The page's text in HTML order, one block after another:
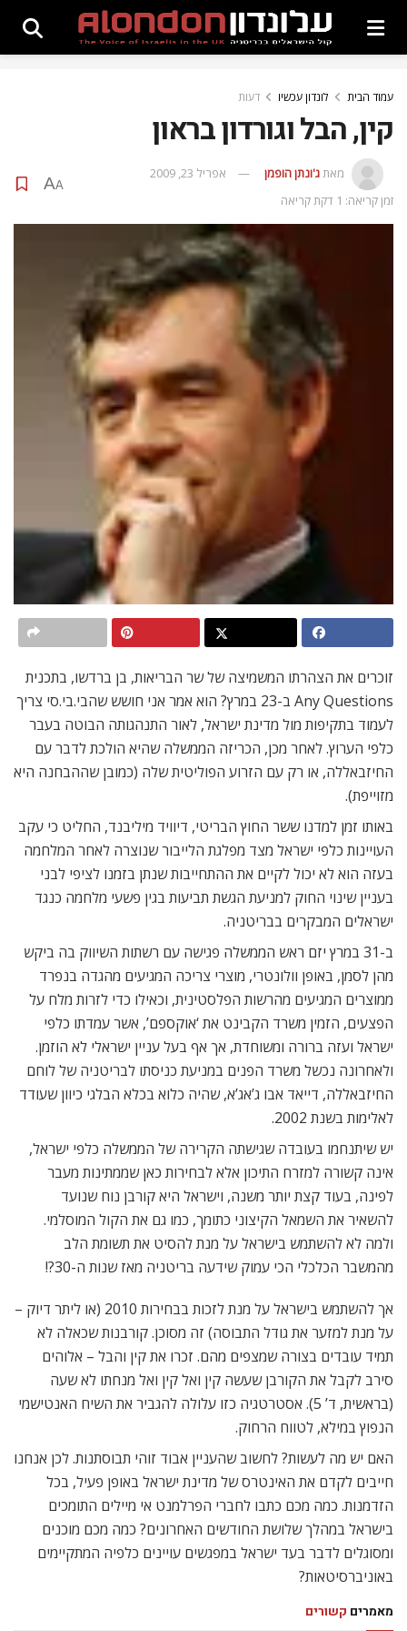
עמוד הבית לונדון עכשיו דעות
קין, הבל וגורדון בראון
מאתג'ונתן הופמן
אפריל 23, 2009
זמן קריאה: 1 דקת קריאה
A
A
זוכרים את הצהרתו המשמיצה של שר הבריאות, בן ברדשו, בתכנית
Any Questions ב-23 במרץ? הוא אמר אני חושש שהבי.בי.סי צריך
לעמוד בתקיפות מול מדינת ישראל, לאור התנהגותה הבוטה בעבר
כלפי הערוץ. לאחר מכן, הכריזה הממשלה שהיא הולכת לדבר עם
החיזבאללה, או רק עם הזרוע הפוליטית שלה (כמובן שההבחנה היא
מזוייפת).
באותו זמן למדנו ששר החוץ הבריטי, דיוויד מיליבנד, החליט כי עקב
העויינות כלפי ישראל מצד מפלגת הלייבור שנוצרה לאחר המלחמה
בעזה הוא לא יכול לקיים את ההתחייבות שנתן בזמנו לציפי לבני
בעניין שינוי החוק למניעת הגשת תביעות בגין פשעי מלחמה כנגד
ישראלים המבקרים בבריטניה.
ב-31 במרץ יזם ראש הממשלה פגישה עם רשתות השיווק בה ביקש
מהן לסמן, באופן וולונטרי, מוצרי צריכה המגיעים מהגדה בנפרד
ממוצרים המגיעים מהרשות הפלסטינית, וכאילו כדי לזרות מלח על
הפצעים, הזמין משרד הקבינט את ‘אוקספם’, אשר עמדתו כלפי
ישראל ועזה ברורה ומשוחדת, אך אף בעל עניין ישראלי לא הוזמן.
ולאחרונה נכשל משרד הפנים במניעת כניסתו לבריטניה של לוחם
החיזבאללה, דייאד אבו ג’אג’א, שהיה כלוא בכלא הבלגי כיוון שעודד
לאלימות בשנת 2002.
יש שיתנחמו בעובדה שגישתה הקרירה של הממשלה כלפי ישראל,
אינה קשורה למזרח התיכון אלא לבחירות כאן שממתינות מעבר
לפינה, בעוד קצת יותר משנה, וישראל היא קורבן נוח שנועד
להשאיר את השמאל הקיצוני כתומך, כמו גם את הקול המוסלמי.
ולמה לא להשתמש בישראל על מנת להסיט את תשומת הלב
מהמשבר הכלכלי הכי עמוק שידעה בריטניה מאז שנות ה-30?!
אך להשתמש בישראל על מנת לזכות בבחירות 2010 (או ליתר דיוק –
על מנת למזער את גודל התבוסה) זה מסוכן. קורבנות שכאלה לא
תמיד עובדים בצורה שמצפים מהם. זכרו את קין והבל – אלוהים
סירב לקבל את הקורבן שעשה קין ואל קין ואל מנחתו לא שעה
(בראשית, ד’ 5). אסטרטגיה כזו עלולה להגביר את השיח האנטישמי
הנפוץ במילא, לטווח הרחוק.
האם יש מה לעשות? לחשוב שהעניין אבוד זוהי תבוסתנות. לכן אנחנו
חייבים לקדם את האינטרס של מדינת ישראל באופן פעיל, בכל
הזדמנות. כמה מכם כתבו לחברי הפרלמנט אי מיילים התומכים
בישראל במהלך שלושת החודשים האחרונים? כמה מכם מוכנים
ומסוגלים לדבר בעד ישראל במפגשים עויינים כלפיה המתקיימים
באוניברסיטאות?
מאמרים קשורים